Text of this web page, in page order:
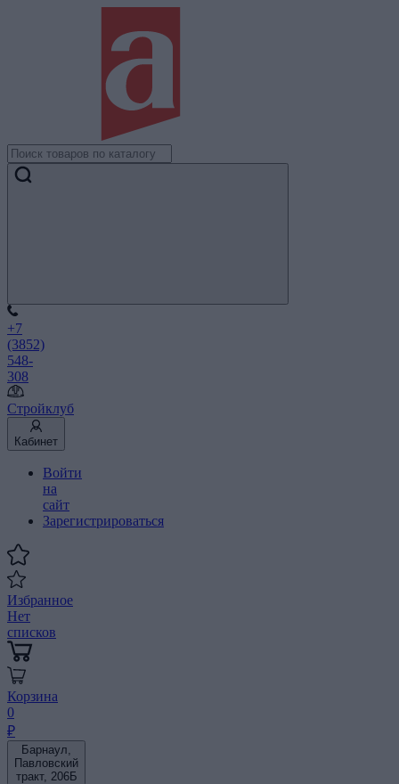
+7
(3852)
548-
308
Стройклуб
Кабинет
Войти
на
сайт
Зарегистрироваться
Избранное
Нет
списков
Корзина
0
₽
Барнаул,
Павловский
тракт, 206Б